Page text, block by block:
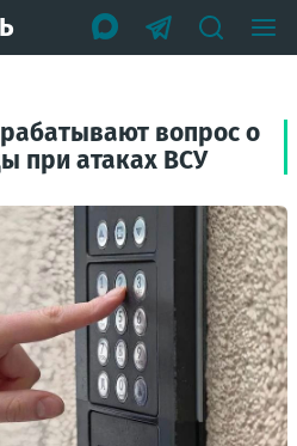
вопрос о
при атаках ВСУ